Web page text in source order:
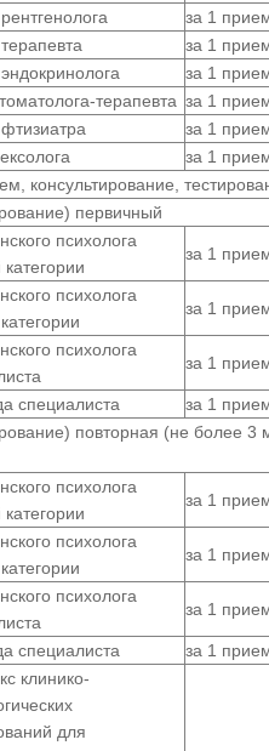
за 1
за 1
за 1
терапевта за 1
за 1
за 1
консультирование,
первичный
психолога
за 1
психолога
за 1
психолога
за 1
специалиста
за 1
повторная (не более 3
психолога
за 1
психолога
за 1
психолога
за 1
специалиста за 1
клинико-
для